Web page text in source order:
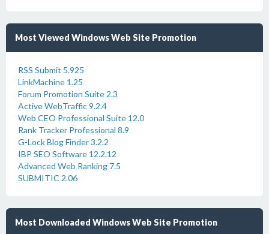
Most Viewed Windows Web Site Promotion
RSS Submit 5.925
LinkMachine 1.25
Forum Promotion Suite 2.3
Active WebTraffic 9.2.4
Web CEO Professional Suite 12.0
Rank Tracker Professional 8.9
G-Lock Blog Finder 3.2.2
IBP SEO Software 12.2.12
Advanced Web Ranking 7.5
SUBMITIC 2.06
Most Downloaded Windows Web Site Promotion